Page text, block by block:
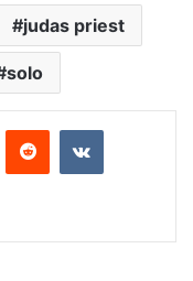
judas priest
solo
RedditVKontakte